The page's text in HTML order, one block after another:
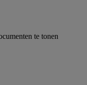
te tonen